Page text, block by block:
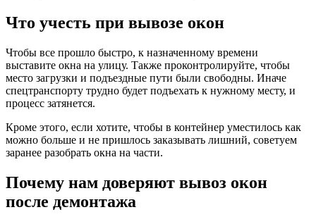
Что учесть при вывозе окон
Чтобы все прошло быстро, к назначенному времени
выставите окна на улицу. Также проконтролируйте, чтобы
место загрузки и подъездные пути были свободны. Иначе
спецтранспорту трудно будет подъехать к нужному месту, и
процесс затянется.
Кроме этого, если хотите, чтобы в контейнер уместилось как
можно больше и не пришлось заказывать лишний, советуем
заранее разобрать окна на части.
Почему нам доверяют вывоз окон
после демонтажа